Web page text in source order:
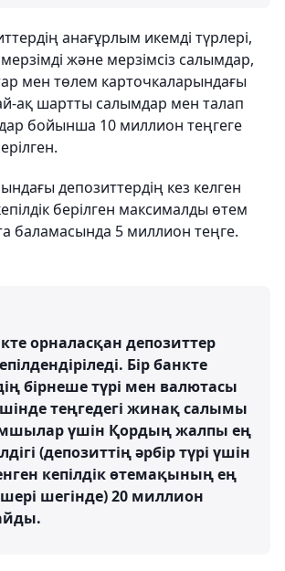
анағұрлым икемді түрлері,
және мерзімсіз салымдар,
мен төлем карточкаларындағы
ақ шартты салымдар мен талап
бойынша 10 миллион теңгеге
депозиттердің кез келген
берілген максималды өтем
баламасында 5 миллион теңге.
орналасқан депозиттер
Бір банкте
бірнеше түрі мен валютасы
теңгедегі жинақ салымы
үшін Қордың жалпы ең
(депозиттің әрбір түрі үшін
кепілдік өтемақының ең
шегінде) 20 миллион